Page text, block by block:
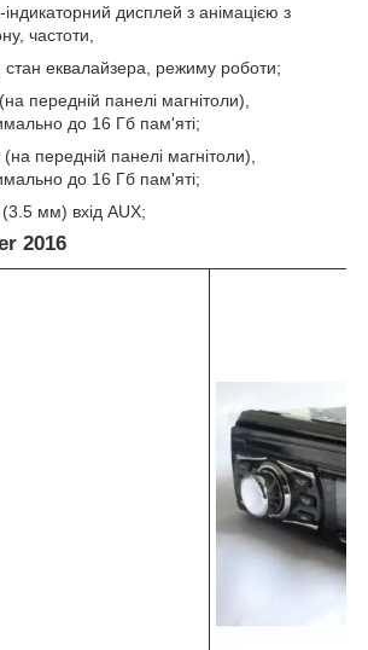
дисплей з анімацією з
частоти,
стан еквалайзера, режиму роботи;
передній панелі магнітоли),
до 16 Гб пам'яті;
передній панелі магнітоли),
до 16 Гб пам'яті;
мм) вхід AUX;
2016